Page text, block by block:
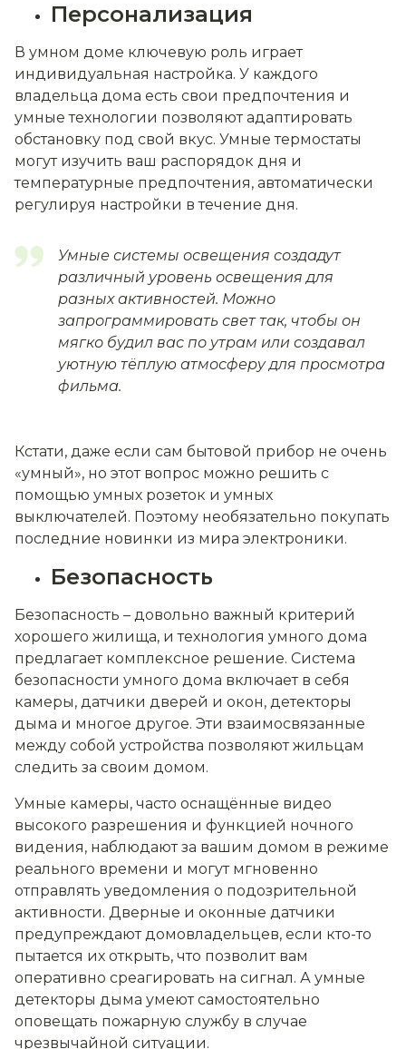
Персонализация
В умном доме ключевую роль играет
индивидуальная настройка. У каждого
владельца дома есть свои предпочтения и
умные технологии позволяют адаптировать
обстановку под свой вкус. Умные термостаты
могут изучить ваш распорядок дня и
температурные предпочтения, автоматически
регулируя настройки в течение дня.
Умные системы освещения создадут
различный уровень освещения для
разных активностей. Можно
запрограммировать свет так, чтобы он
мягко будил вас по утрам или создавал
уютную тёплую атмосферу для просмотра
фильма.
Кстати, даже если сам бытовой прибор не очень
«умный», но этот вопрос можно решить с
помощью умных розеток и умных
выключателей. Поэтому необязательно покупать
последние новинки из мира электроники.
Безопасность
Безопасность – довольно важный критерий
хорошего жилища, и технология умного дома
предлагает комплексное решение. Система
безопасности умного дома включает в себя
камеры, датчики дверей и окон, детекторы
дыма и многое другое. Эти взаимосвязанные
между собой устройства позволяют жильцам
следить за своим домом.
Умные камеры, часто оснащённые видео
высокого разрешения и функцией ночного
видения, наблюдают за вашим домом в режиме
реального времени и могут мгновенно
отправлять уведомления о подозрительной
активности. Дверные и оконные датчики
предупреждают домовладельцев, если кто-то
пытается их открыть, что позволит вам
оперативно среагировать на сигнал. А умные
детекторы дыма умеют самостоятельно
оповещать пожарную службу в случае
чрезвычайной ситуации.